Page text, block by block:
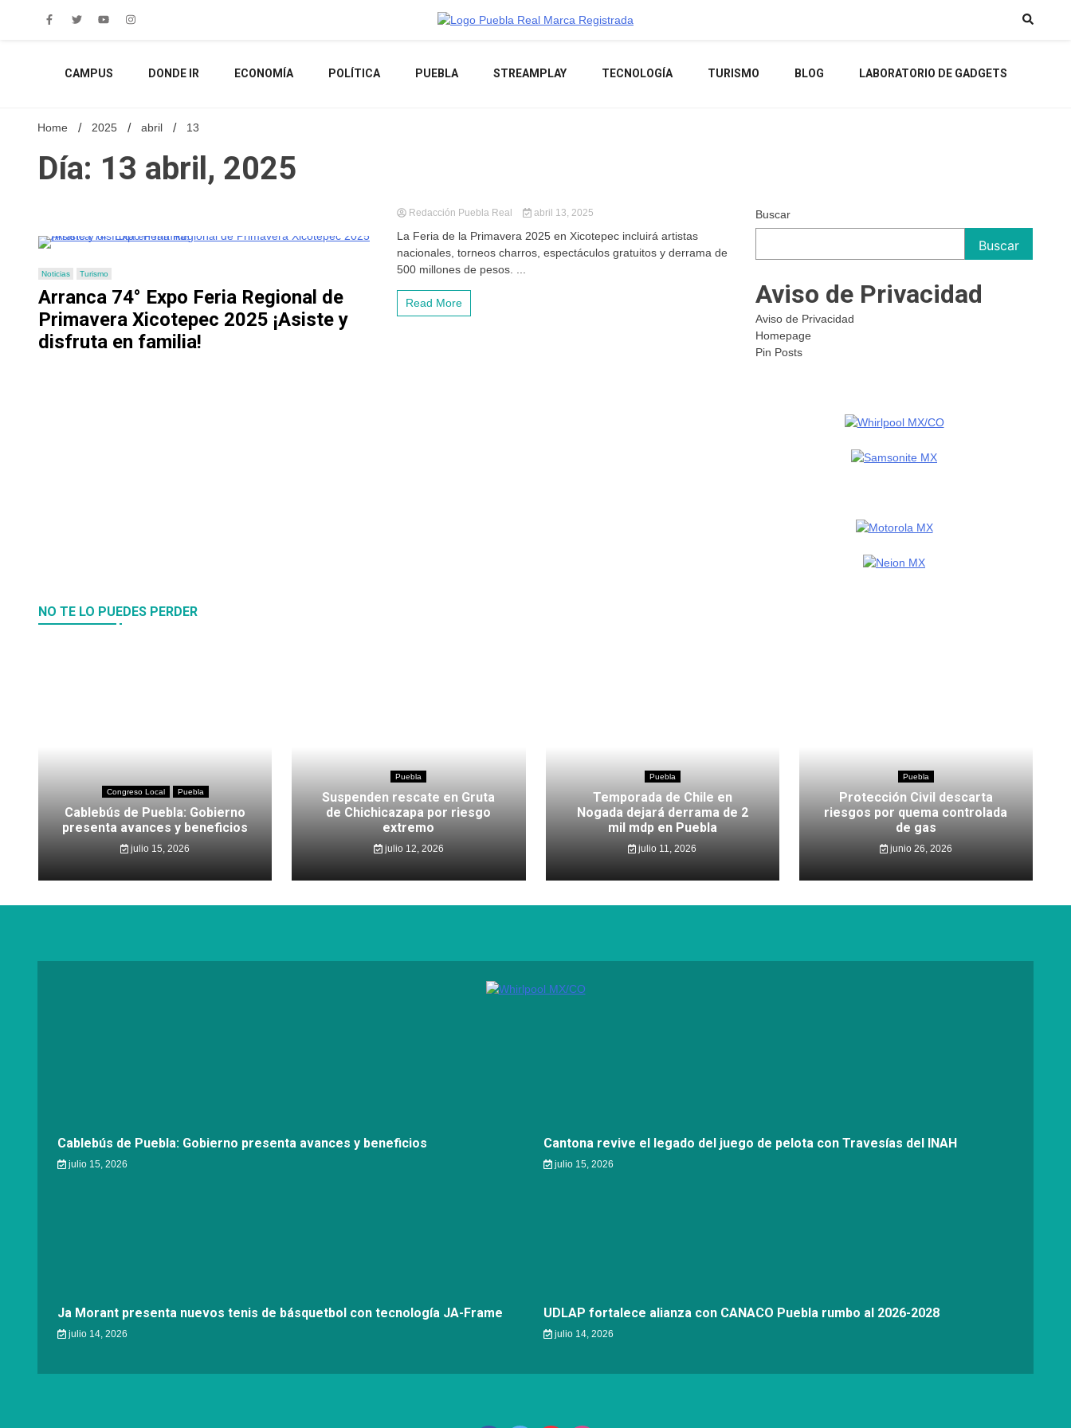
CAMPUS DONDE IR ECONOMÍA POLÍTICA PUEBLA STREAMPLAY TECNOLOGÍA TURISMO BLOG LABORATORIO DE GADGETS
Home 2025 abril 13
Día: 13 abril, 2025
Noticias Turismo
Arranca 74° Expo Feria Regional de
Primavera Xicotepec 2025 ¡Asiste y
disfruta en familia!
Redacción Puebla Real abril 13, 2025
La Feria de la Primavera 2025 en Xicotepec incluirá artistas
nacionales, torneos charros, espectáculos gratuitos y derrama de
500 millones de pesos. ...
Read More
Buscar
Buscar
Aviso de Privacidad
Aviso de Privacidad
Homepage
Pin Posts
NO TE LO PUEDES PERDER
Congreso Local Puebla
Cablebús de Puebla: Gobierno
presenta avances y beneficios
julio 15, 2026
Puebla
Suspenden rescate en Gruta
de Chichicazapa por riesgo
extremo
julio 12, 2026
Puebla
Temporada de Chile en
Nogada dejará derrama de 2
mil mdp en Puebla
julio 11, 2026
Puebla
Protección Civil descarta
riesgos por quema controlada
de gas
junio 26, 2026
Cablebús de Puebla: Gobierno presenta avances y beneficios
julio 15, 2026
Cantona revive el legado del juego de pelota con Travesías del INAH
julio 15, 2026
Ja Morant presenta nuevos tenis de básquetbol con tecnología JA-Frame
julio 14, 2026
UDLAP fortalece alianza con CANACO Puebla rumbo al 2026-2028
julio 14, 2026